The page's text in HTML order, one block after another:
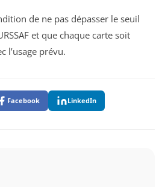
de ne pas dépasser le seuil
et que chaque carte soit
l’usage prévu.
Facebook LinkedIn